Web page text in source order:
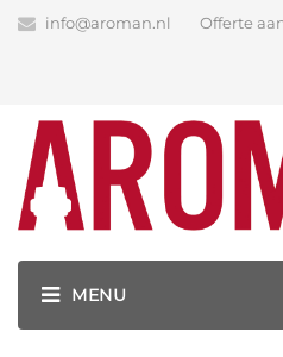
info@aroman.nl Offerte
Blog
Latest News
GEURHANGERS BEDRUKKEN